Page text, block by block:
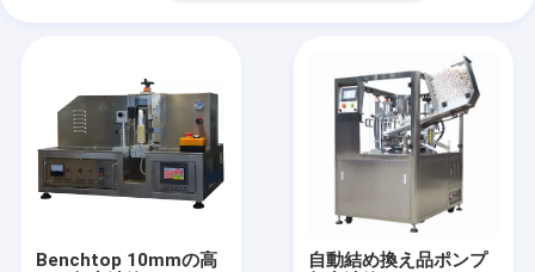
Benchtop 10mmの高
自動結め換え品ポンプ